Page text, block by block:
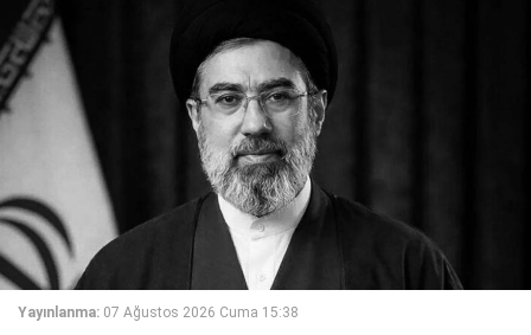
Yayınlanma: 07 Ağustos 2026 Cuma 15:38